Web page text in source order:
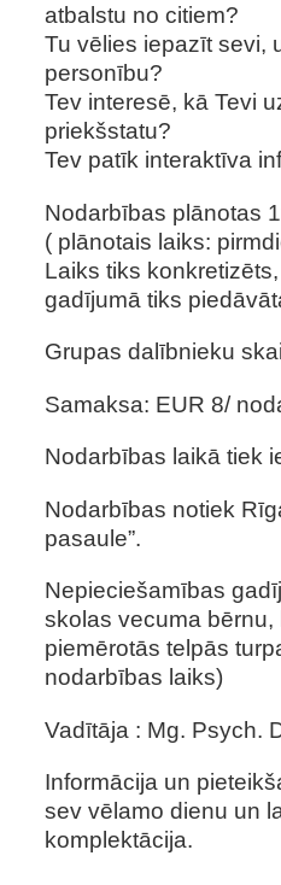
atbalstu no citiem?
Tu vēlies iepazīt sevi,
personību?
Tev interesē, kā Tevi
priekšstatu?
Tev patīk interaktīva
Nodarbības plānotas
( plānotais laiks:
Laiks tiks
gadījumā tiks
Grupas dalībnieku
Samaksa: EUR 8/
Nodarbības laikā tiek
Nodarbības notiek
pasaule”.
Nepieciešamības
skolas vecuma
piemērotās telpās
nodarbības laiks)
Vadītāja : Mg. Psych.
Informācija un
sev vēlamo dienu un
komplektācija.